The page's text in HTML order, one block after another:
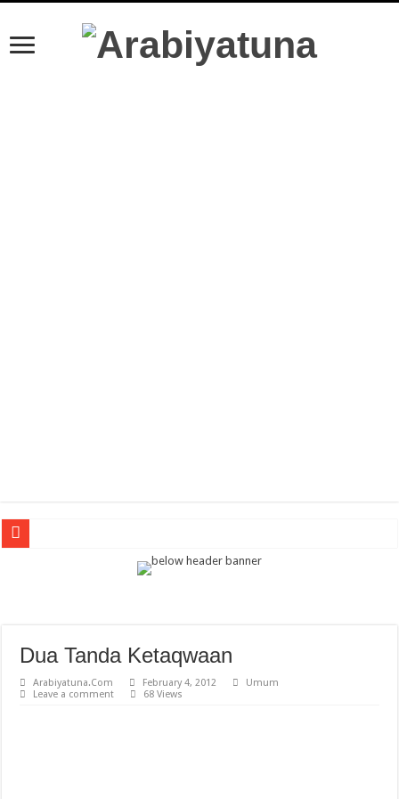
Guru Bahasa Arab di Banyuwangi Ikuti Pelatihan Media AI untuk Tingkatkan
Keindahan Masjid Putrajaya Malaysia
Dua Tanda Ketaqwaan
Arabiyatuna.Com February 4, 2012
Umum
Leave a comment
68 Views